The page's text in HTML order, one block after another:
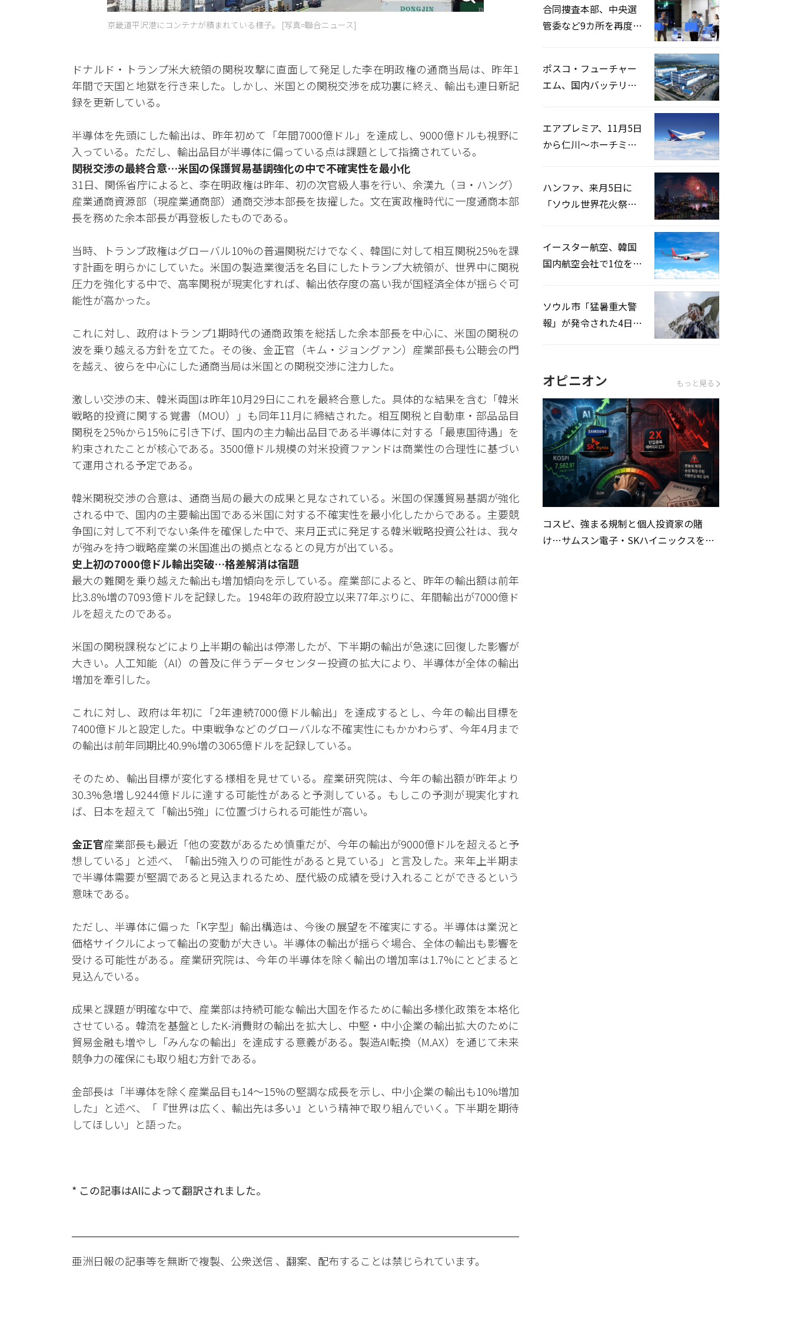
京畿道平沢港にコンテナが積まれている様子。 [写真=聯合ニュース]
ドナルド・トランプ米大統領の関税攻撃に直面して発足した李在明政権の通商当局は、昨年1
年間で天国と地獄を行き来した。しかし、米国との関税交渉を成功裏に終え、輸出も連日新記
録を更新している。
半導体を先頭にした輸出は、昨年初めて「年間7000億ドル」を達成し、9000億ドルも視野に
入っている。ただし、輸出品目が半導体に偏っている点は課題として指摘されている。
関税交渉の最終合意…米国の保護貿易基調強化の中で不確実性を最小化
31日、関係省庁によると、李在明政権は昨年、初の次官級人事を行い、余漢九（ヨ・ハング）
産業通商資源部（現産業通商部）通商交渉本部長を抜擢した。文在寅政権時代に一度通商本部
長を務めた余本部長が再登板したものである。
当時、トランプ政権はグローバル10%の普遍関税だけでなく、韓国に対して相互関税25%を課
す計画を明らかにしていた。米国の製造業復活を名目にしたトランプ大統領が、世界中に関税
圧力を強化する中で、高率関税が現実化すれば、輸出依存度の高い我が国経済全体が揺らぐ可
能性が高かった。
これに対し、政府はトランプ1期時代の通商政策を総括した余本部長を中心に、米国の関税の
波を乗り越える方針を立てた。その後、金正官（キム・ジョングァン）産業部長も公聴会の門
を越え、彼らを中心にした通商当局は米国との関税交渉に注力した。
激しい交渉の末、韓米両国は昨年10月29日にこれを最終合意した。具体的な結果を含む「韓米
戦略的投資に関する覚書（MOU）」も同年11月に締結された。相互関税と自動車・部品品目
関税を25%から15%に引き下げ、国内の主力輸出品目である半導体に対する「最恵国待遇」を
約束されたことが核心である。3500億ドル規模の対米投資ファンドは商業性の合理性に基づい
て運用される予定である。
韓米関税交渉の合意は、通商当局の最大の成果と見なされている。米国の保護貿易基調が強化
される中で、国内の主要輸出国である米国に対する不確実性を最小化したからである。主要競
争国に対して不利でない条件を確保した中で、来月正式に発足する韓米戦略投資公社は、我々
が強みを持つ戦略産業の米国進出の拠点となるとの見方が出ている。
史上初の7000億ドル輸出突破…格差解消は宿題
最大の難関を乗り越えた輸出も増加傾向を示している。産業部によると、昨年の輸出額は前年
比3.8%増の7093億ドルを記録した。1948年の政府設立以来77年ぶりに、年間輸出が7000億ド
ルを超えたのである。
米国の関税課税などにより上半期の輸出は停滞したが、下半期の輸出が急速に回復した影響が
大きい。人工知能（AI）の普及に伴うデータセンター投資の拡大により、半導体が全体の輸出
増加を牽引した。
これに対し、政府は年初に「2年連続7000億ドル輸出」を達成するとし、今年の輸出目標を
7400億ドルと設定した。中東戦争などのグローバルな不確実性にもかかわらず、今年4月まで
の輸出は前年同期比40.9%増の3065億ドルを記録している。
そのため、輸出目標が変化する様相を見せている。産業研究院は、今年の輸出額が昨年より
30.3%急増し9244億ドルに達する可能性があると予測している。もしこの予測が現実化すれ
ば、日本を超えて「輸出5強」に位置づけられる可能性が高い。
金正官産業部長も最近「他の変数があるため慎重だが、今年の輸出が9000億ドルを超えると予
想している」と述べ、「輸出5強入りの可能性があると見ている」と言及した。来年上半期ま
で半導体需要が堅調であると見込まれるため、歴代級の成績を受け入れることができるという
意味である。
ただし、半導体に偏った「K字型」輸出構造は、今後の展望を不確実にする。半導体は業況と
価格サイクルによって輸出の変動が大きい。半導体の輸出が揺らぐ場合、全体の輸出も影響を
受ける可能性がある。産業研究院は、今年の半導体を除く輸出の増加率は1.7%にとどまると
見込んでいる。
成果と課題が明確な中で、産業部は持続可能な輸出大国を作るために輸出多様化政策を本格化
させている。韓流を基盤としたK-消費財の輸出を拡大し、中堅・中小企業の輸出拡大のために
貿易金融も増やし「みんなの輸出」を達成する意義がある。製造AI転換（M.AX）を通じて未来
競争力の確保にも取り組む方針である。
金部長は「半導体を除く産業品目も14〜15%の堅調な成長を示し、中小企業の輸出も10%増加
した」と述べ、「『世界は広く、輸出先は多い』という精神で取り組んでいく。下半期を期待
してほしい」と語った。
* この記事はAIによって翻訳されました。
亜洲日報の記事等を無断で複製、公衆送信 、翻案、配布することは禁じられています。
合同捜査本部、中央選
管委など9カ所を再度家
ポスコ・フューチャー
エム、国内バッテリー
エアプレミア、11月5日
から仁川〜ホーチミン
ハンファ、来月5日に
「ソウル世界花火祭り
イースター航空、韓国
国内航空会社で1位を記
ソウル市「猛暑重大警
報」が発令された4日、
オピニオン もっと見る
コスピ、強まる規制と個人投資家の賭
け…サムスン電子・SKハイニックスを巡